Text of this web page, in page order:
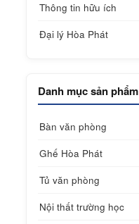
Thông tin hữu ích
Đại lý Hòa Phát
Danh mục sản phẩm
Bàn văn phòng
Ghế Hòa Phát
Tủ văn phòng
Nội thất trường học